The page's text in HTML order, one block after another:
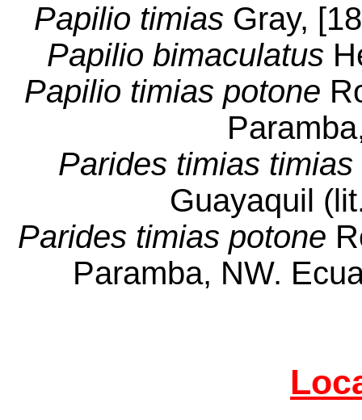
Papilio timias Gray,
Papilio bimaculatus
Papilio timias potone
Parides timias timias
Guayaquil
Parides timias potone
Paramba, NW.